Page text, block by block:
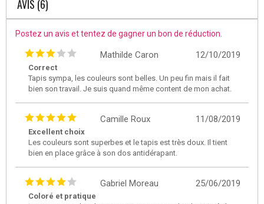
AVIS (6)
Postez un avis et tentez de gagner un bon de réduction.
12/10/2019
Mathilde Caron
Correct
Tapis sympa, les couleurs sont belles. Un peu fin mais il fait
bien son travail. Je suis quand même content de mon achat.
11/08/2019
Camille Roux
Excellent choix
Les couleurs sont superbes et le tapis est très doux. Il tient
bien en place grâce à son dos antidérapant.
25/06/2019
Gabriel Moreau
Coloré et pratique